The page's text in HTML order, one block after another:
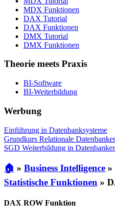
MDX Funktionen
DAX Tutorial
DAX Funktionen
DMX Tutorial
DMX Funktionen
Theorie meets Praxis
BI-Software
BI-Weiterbildung
Werbung
Einführung in Datenbanksysteme
Grundkurs Relationale
SGD Weiterbildung in
🏠 » Business Intelligence »
Statistische Funktionen »
DAX ROW Funktion